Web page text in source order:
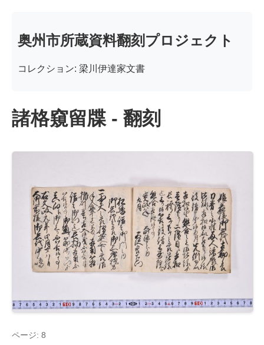
奥州市所蔵資料翻刻プロジェクト
コレクション: 梁川伊達家文書
諸格窺留牒 - 翻刻
ページ: 8